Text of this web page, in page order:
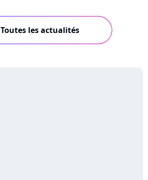
Toutes les actualités